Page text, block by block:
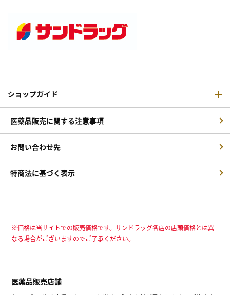
ショップガイド
医薬品販売に関する注意事項
お問い合わせ先
特商法に基づく表示
※価格は当サイトでの販売価格です。サンドラッグ各店の店頭価格とは異
なる場合がございますのでご了承ください。
医薬品販売店舗